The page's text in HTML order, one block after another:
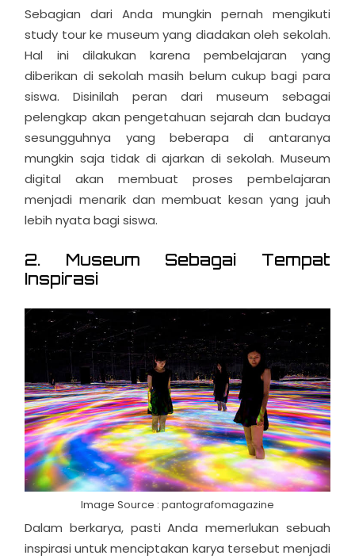
Sebagian dari Anda mungkin pernah mengikuti
study tour ke museum yang diadakan oleh sekolah.
Hal ini dilakukan karena pembelajaran yang
diberikan di sekolah masih belum cukup bagi para
siswa. Disinilah peran dari museum sebagai
pelengkap akan pengetahuan sejarah dan budaya
sesungguhnya yang beberapa di antaranya
mungkin saja tidak di ajarkan di sekolah. Museum
digital akan membuat proses pembelajaran
menjadi menarik dan membuat kesan yang jauh
lebih nyata bagi siswa.
2. Museum Sebagai Tempat
Inspirasi
Image Source : pantografomagazine
Dalam berkarya, pasti Anda memerlukan sebuah
inspirasi untuk menciptakan karya tersebut menjadi